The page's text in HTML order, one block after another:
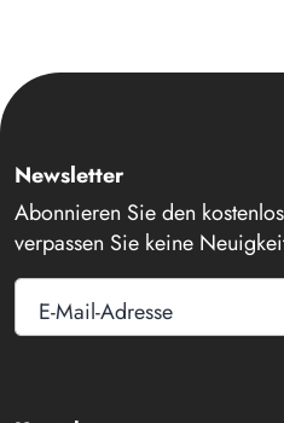
Newsletter
Abonnieren Sie den
verpassen Sie keine
E-Mail-Adresse